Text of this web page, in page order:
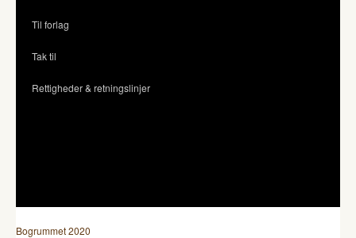
Til forlag
Tak til
Rettigheder & retningslinjer
Bogrummet 2020